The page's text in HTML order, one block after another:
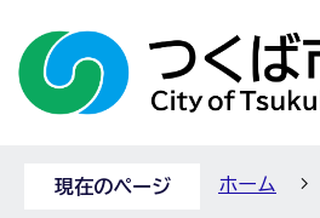
現在のページ ホーム